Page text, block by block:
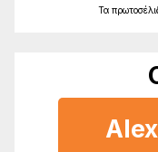
Τα